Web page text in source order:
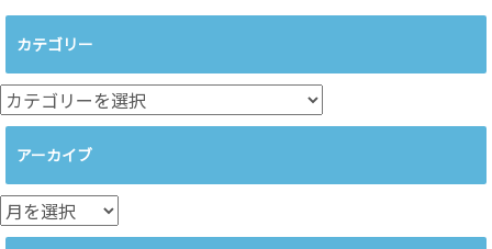
カテゴリー
カ
テ
リ
ー
アーカイブ
ア
ー